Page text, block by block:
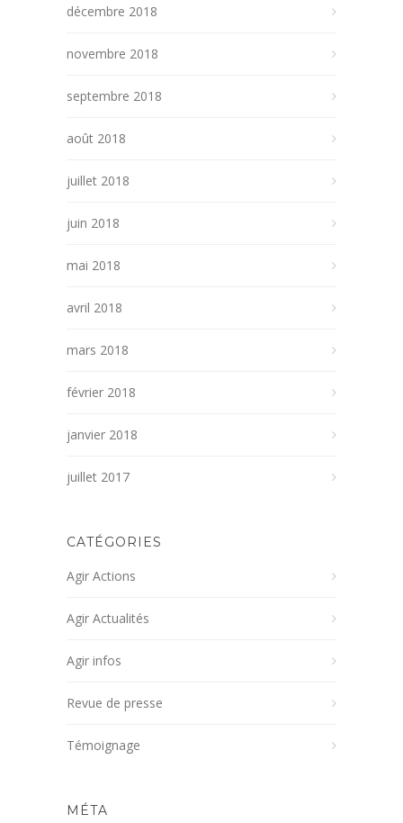
décembre 2018
novembre 2018
septembre 2018
août 2018
juillet 2018
juin 2018
mai 2018
avril 2018
mars 2018
février 2018
janvier 2018
juillet 2017
CATÉGORIES
Agir Actions
Agir Actualités
Agir infos
Revue de presse
Témoignage
MÉTA